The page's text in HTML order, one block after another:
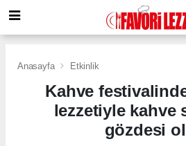
Anasayfa Etkinlik
Kahve
lezzetiyle kahve
gözdesi